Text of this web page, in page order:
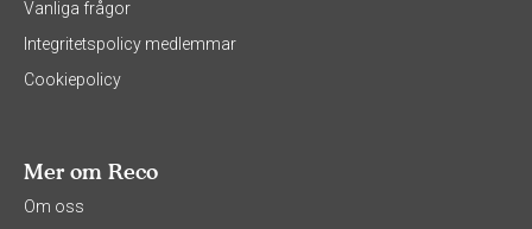
Vanliga frågor
Integritetspolicy medlemmar
Cookiepolicy
Mer om Reco
Om oss